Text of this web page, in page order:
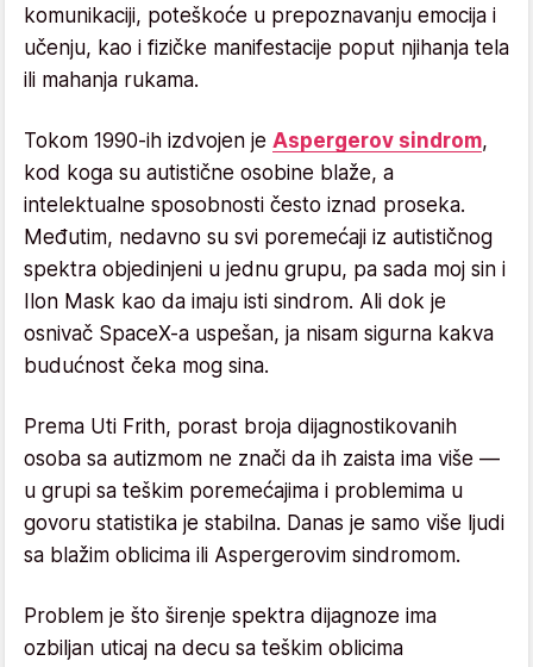
komunikaciji, poteškoće u prepoznavanju emocija i
učenju, kao i fizičke manifestacije poput njihanja tela
ili mahanja rukama.
Tokom 1990-ih izdvojen je Aspergerov sindrom,
kod koga su autistične osobine blaže, a
intelektualne sposobnosti često iznad proseka.
Međutim, nedavno su svi poremećaji iz autističnog
spektra objedinjeni u jednu grupu, pa sada moj sin i
Ilon Mask kao da imaju isti sindrom. Ali dok je
osnivač SpaceX-a uspešan, ja nisam sigurna kakva
budućnost čeka mog sina.
Prema Uti Frith, porast broja dijagnostikovanih
osoba sa autizmom ne znači da ih zaista ima više —
u grupi sa teškim poremećajima i problemima u
govoru statistika je stabilna. Danas je samo više ljudi
sa blažim oblicima ili Aspergerovim sindromom.
Problem je što širenje spektra dijagnoze ima
ozbiljan uticaj na decu sa teškim oblicima